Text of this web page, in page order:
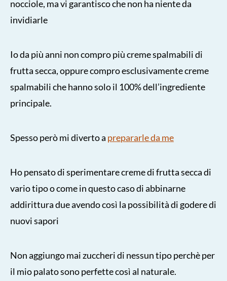
nocciole, ma vi garantisco che non ha niente da
invidiarle
Io da più anni non compro più creme spalmabili di
frutta secca, oppure compro esclusivamente creme
spalmabili che hanno solo il 100% dell’ingrediente
principale.
Spesso però mi diverto a prepararle da me
Ho pensato di sperimentare creme di frutta secca di
vario tipo o come in questo caso di abbinarne
addirittura due avendo così la possibilità di godere di
nuovi sapori
Non aggiungo mai zuccheri di nessun tipo perchè per
il mio palato sono perfette così al naturale.